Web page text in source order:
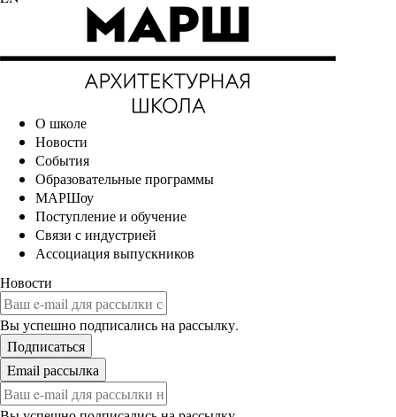
О школе
Новости
События
Образовательные программы
МАРШоу
Поступление и обучение
Связи с индустрией
Ассоциация выпускников
Новости
Вы успешно подписались на рассылку.